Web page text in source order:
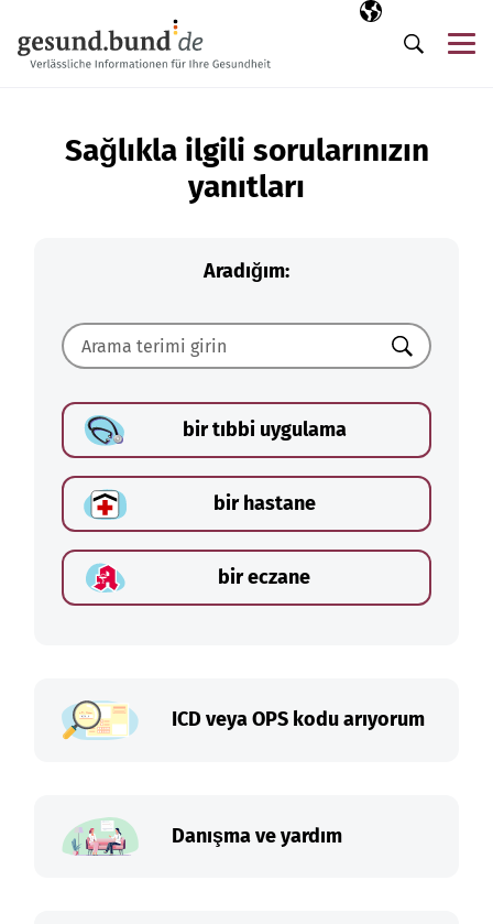
Seçili dil
TR
Arama
Sağlıkla ilgili sorularınızın
yanıtları
Aradığım:
Ara
bir tıbbi uygulama
bir hastane
bir eczane
ICD veya OPS kodu arıyorum
Danışma ve yardım